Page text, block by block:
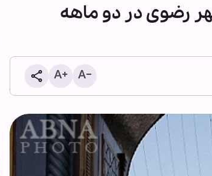
مطهر رضوی در دو ماهه
اطعام روزانه ۱۰ هزار زائر در موکب
حرم بانوی کرامت در ایام اربعین
حسینی